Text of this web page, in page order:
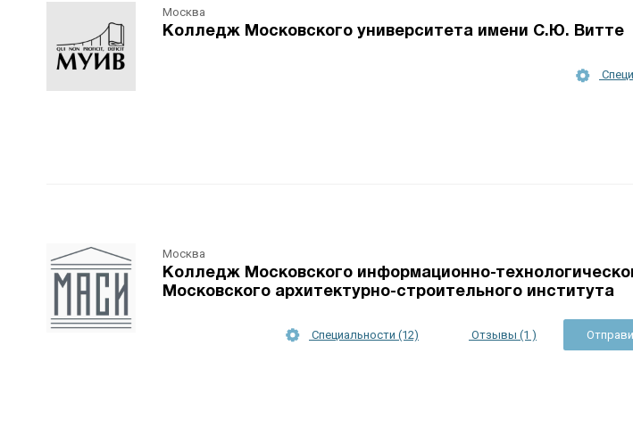
Москва
Колледж Московского университета имени С.Ю. Витте
Москва
Колледж Московского информационно-
Московского архитектурно-строительного института
Специальности (12) Отзывы (1 )